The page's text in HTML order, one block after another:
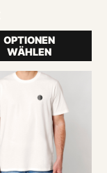
OPTIONEN
WÄHLEN